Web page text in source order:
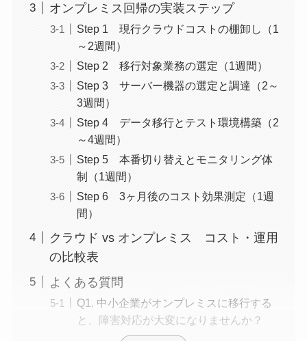
オンプレミス回帰の実装ステップ
Step 1 現行クラウドコストの棚卸し（1
～2週間）
Step 2 移行対象業務の選定（1週間）
Step 3 サーバー機器の選定と調達（2～
3週間）
Step 4 データ移行とテスト環境構築（2
～4週間）
Step 5 本番切り替えとモニタリング体
制（1週間）
Step 6 3ヶ月後のコスト効果測定（1週
間）
クラウド vs オンプレミス コスト・運用
の比較表
よくある質問
Q1. 中小企業がオンプレミスに移行する
と、障害対応が大変になりませんか？